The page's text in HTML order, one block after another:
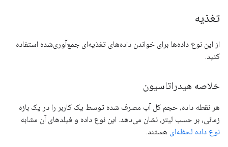
تغذیه
از این نوع داده‌ها برای خواندن داده‌های تغذیه‌ای جمع‌آوری‌شده استفاده
کنید.
خلاصه هیدراتاسیون
هر نقطه داده، حجم کل آب مصرف شده توسط یک کاربر را در یک بازه
زمانی، بر حسب لیتر، نشان می‌دهد. این نوع داده و فیلدهای آن مشابه
نوع داده لحظه‌ای هستند.